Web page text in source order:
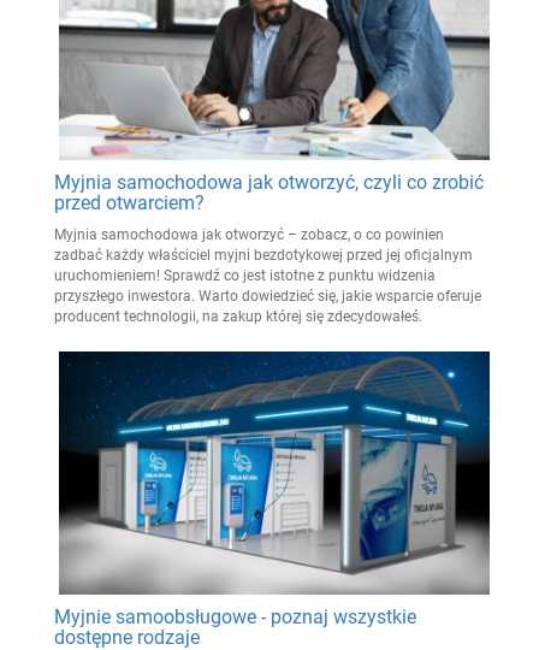
Myjnia samochodowa jak otworzyć, czyli co zrobić
przed otwarciem?
Myjnia samochodowa jak otworzyć – zobacz, o co powinien
zadbać każdy właściciel myjni bezdotykowej przed jej oficjalnym
uruchomieniem! Sprawdź co jest istotne z punktu widzenia
przyszłego inwestora. Warto dowiedzieć się, jakie wsparcie oferuje
producent technologii, na zakup której się zdecydowałeś.
Myjnie samoobsługowe - poznaj wszystkie
dostępne rodzaje